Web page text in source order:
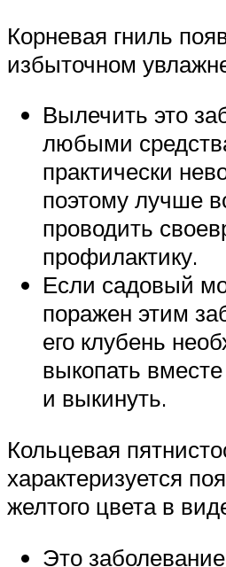
Корневая гниль
избыточном
Вылечить это
любыми
практически
поэтому лучше
проводить
профилактику.
Если садовый
поражен этим
его клубень
выкопать
и выкинуть.
Кольцевая
характеризуется
желтого цвета в
Это заболевание